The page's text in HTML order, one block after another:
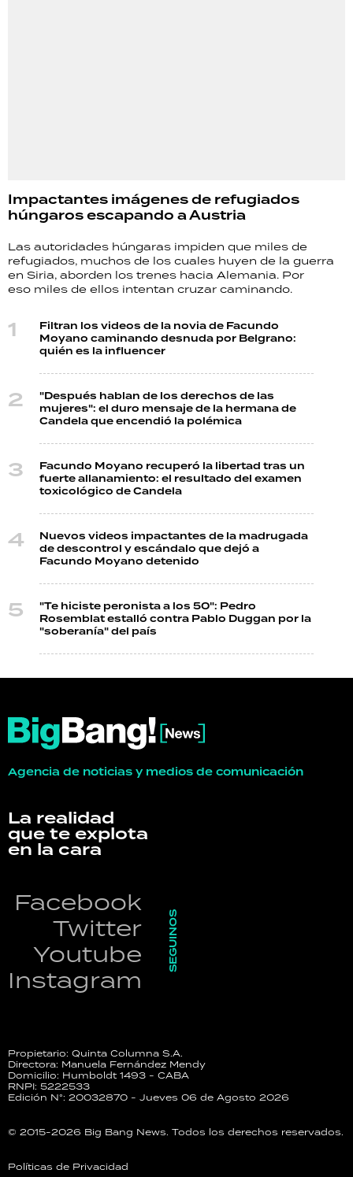
Impactantes imágenes de refugiados
húngaros escapando a Austria
Las autoridades húngaras impiden que miles de
refugiados, muchos de los cuales huyen de la guerra
en Siria, aborden los trenes hacia Alemania. Por
eso miles de ellos intentan cruzar caminando.
Filtran los videos de la novia de Facundo
Moyano caminando desnuda por Belgrano:
quién es la influencer
"Después hablan de los derechos de las
mujeres": el duro mensaje de la hermana de
Candela que encendió la polémica
Facundo Moyano recuperó la libertad tras un
fuerte allanamiento: el resultado del examen
toxicológico de Candela
Nuevos videos impactantes de la madrugada
de descontrol y escándalo que dejó a
Facundo Moyano detenido
"Te hiciste peronista a los 50": Pedro
Rosemblat estalló contra Pablo Duggan por la
"soberanía" del país
Agencia de noticias y medios de comunicación
La realidad
que te explota
en la cara
Facebook
Twitter
Youtube
Instagram
SEGUINOS
Propietario: Quinta Columna S.A.
Directora: Manuela Fernández Mendy
Domicilio: Humboldt 1493 - CABA
RNPI: 5222533
Edición N°: 20032870 - Jueves 06 de Agosto 2026
© 2015-2026 Big Bang News. Todos los derechos reservados.
Políticas de Privacidad